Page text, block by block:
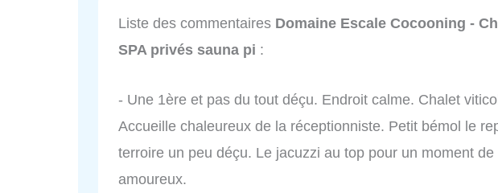
Liste des commentaires Domaine Escale Cocooning -
SPA privés sauna pi :
- Une 1ère et pas du tout déçu. Endroit calme. Chalet
Accueille chaleureux de la réceptionniste. Petit bémol le
terroire un peu déçu. Le jacuzzi au top pour un moment
amoureux.